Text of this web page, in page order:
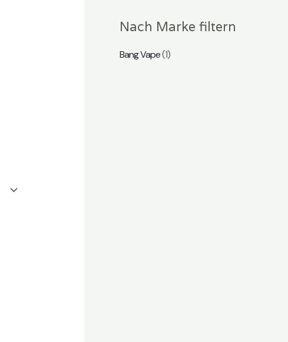
h
e
Nach Marke filtern
Bang Vape(1)